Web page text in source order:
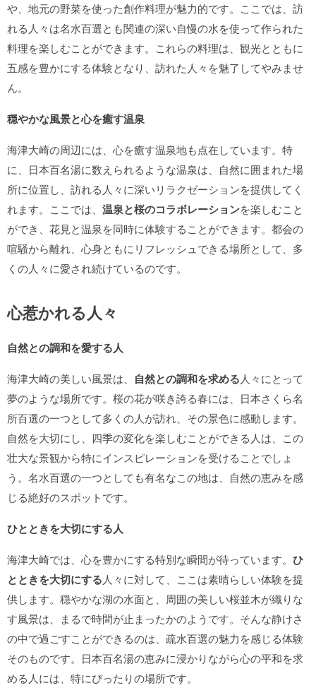
や、地元の野菜を使った創作料理が魅力的です。ここでは、訪
れる人々は名水百選とも関連の深い自慢の水を使って作られた
料理を楽しむことができます。これらの料理は、観光とともに
五感を豊かにする体験となり、訪れた人々を魅了してやみませ
ん。
穏やかな風景と心を癒す温泉
海津大崎の周辺には、心を癒す温泉地も点在しています。特
に、日本百名湯に数えられるような温泉は、自然に囲まれた場
所に位置し、訪れる人々に深いリラクゼーションを提供してく
れます。ここでは、 温泉と桜のコラボレーションを楽しむこと
ができ、花見と温泉を同時に体験することができます。都会の
喧騒から離れ、心身ともにリフレッシュできる場所として、多
くの人々に愛され続けているのです。
心惹かれる人々
自然との調和を愛する人
海津大崎の美しい風景は、 自然との調和を求める人々にとって
夢のような場所です。桜の花が咲き誇る春には、日本さくら名
所百選の一つとして多くの人が訪れ、その景色に感動します。
自然を大切にし、四季の変化を楽しむことができる人は、この
壮大な景観から特にインスピレーションを受けることでしょ
う。名水百選の一つとしても有名なこの地は、自然の恵みを感
じる絶好のスポットです。
ひとときを大切にする人
海津大崎では、心を豊かにする特別な瞬間が待っています。 ひ
とときを大切にする人々に対して、ここは素晴らしい体験を提
供します。穏やかな湖の水面と、周囲の美しい桜並木が織りな
す風景は、まるで時間が止まったかのようです。そんな静けさ
の中で過ごすことができるのは、疏水百選の魅力を感じる体験
そのものです。日本百名湯の恵みに浸かりながら心の平和を求
める人には、特にぴったりの場所です。